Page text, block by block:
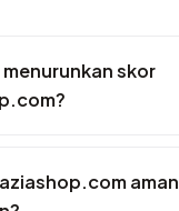
skor
aman